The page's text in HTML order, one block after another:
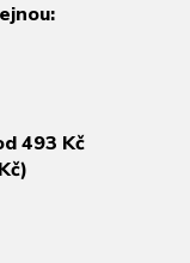
493 Kč